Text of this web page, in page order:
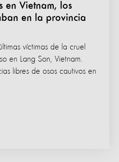
en Vietnam, los
en la provincia
víctimas de la cruel
en Lang Son, Vietnam.
libres de osos cautivos en